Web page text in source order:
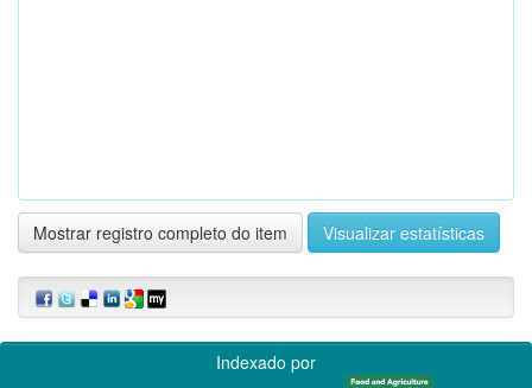
Mostrar registro completo do item Visualizar estatísticas
Indexado por